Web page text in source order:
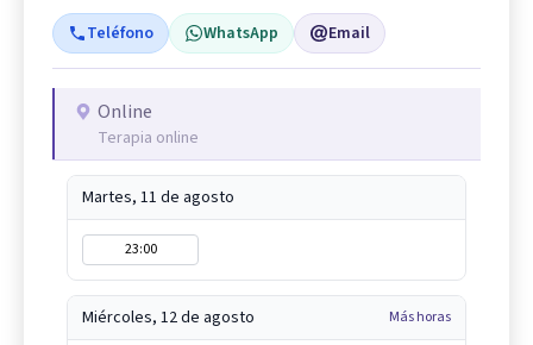
Teléfono WhatsApp Email
Online
Terapia online
Martes, 11 de agosto
23:00
Miércoles, 12 de agosto Más horas